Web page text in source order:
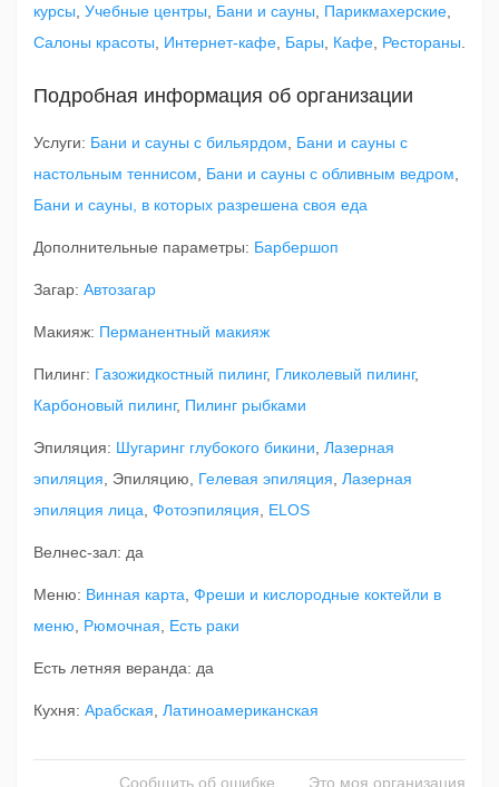
курсы Учебные центры Бани и сауны Парикмахерские
Салоны красоты
Интернет-кафе Бары Кафе Рестораны
Подробная информация об организации
Услуги: Бани и сауны с бильярдом
Бани и сауны с
настольным теннисом
Бани и сауны с обливным ведром
Бани и сауны, в которых разрешена своя еда
Дополнительные параметры: Барбершоп
Загар: Автозагар
Макияж: Перманентный макияж
Пилинг: Газожидкостный пилинг, Гликолевый пилинг,
Карбоновый пилинг, Пилинг рыбками
Эпиляция: Шугаринг глубокого бикини Лазерная
эпиляция , Эпиляцию, Гелевая эпиляция Лазерная
эпиляция лица Фотоэпиляция ELOS
Велнес-зал: да
Меню: Винная карта Фреши и кислородные коктейли в
меню
Рюмочная Есть раки
Есть летняя веранда: да
Кухня: Арабская Латиноамериканская
Сообщить об ошибке
Это моя организация